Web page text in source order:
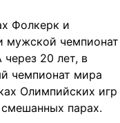
Фолкерк и
мужской чемпионат
20 лет, в
чемпионат мира
Олимпийских игр
парах.